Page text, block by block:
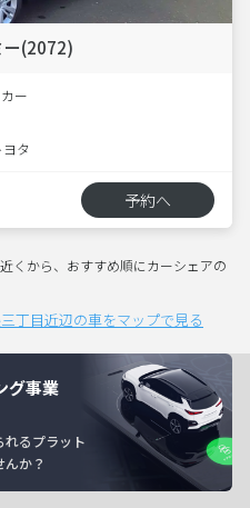
ー(2072)
ー
ヨタ
予約へ
くから、おすすめ順にカーシェアの
丁目近辺の車をマップで見る
グ事業
れるプラット
か？